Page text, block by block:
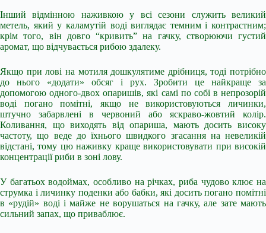
Інший відмінною наживкою у всі сезони служить великий
метель, який у каламутій воді виглядає темним і контрастним;
крім того, він довго “кривить” на гачку, створюючи густий
аромат, що відчувається рибою здалеку.
Якщо при лові на мотиля дошкулятиме дрібниця, тоді потрібно
до нього «додати» обсяг і рух. Зробити це найкраще за
допомогою одного-двох опаришів, які самі по собі в непрозорій
воді погано помітні, якщо не використовуються личинки,
штучно забарвлені в червоний або яскраво-жовтий колір.
Коливання, що виходять від опариша, мають досить високу
частоту, що веде до їхнього швидкого згасання на невеликій
відстані, тому цю наживку краще використовувати при високій
концентрації риби в зоні лову.
У багатьох водоймах, особливо на річках, риба чудово клює на
струмка і личинку поденки або бабки, які досить погано помітні
в «рудій» воді і майже не ворушаться на гачку, але зате мають
сильний запах, що приваблює.